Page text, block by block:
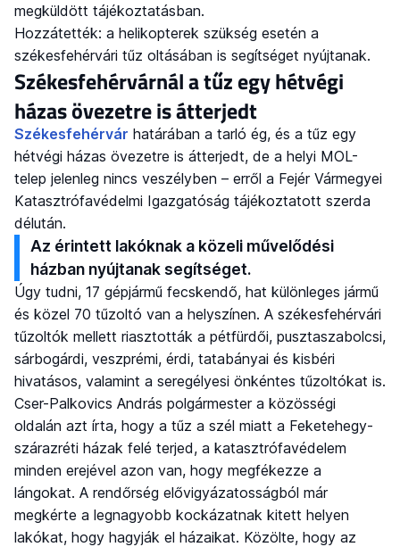
megküldött tájékoztatásban.
Hozzátették: a helikopterek szükség esetén a
székesfehérvári tűz oltásában is segítséget nyújtanak.
Székesfehérvárnál a tűz egy hétvégi
házas övezetre is átterjedt
Székesfehérvár határában a tarló ég, és a tűz egy
hétvégi házas övezetre is átterjedt, de a helyi MOL-
telep jelenleg nincs veszélyben – erről a Fejér Vármegyei
Katasztrófavédelmi Igazgatóság tájékoztatott szerda
délután.
Az érintett lakóknak a közeli művelődési
házban nyújtanak segítséget.
Úgy tudni, 17 gépjármű fecskendő, hat különleges jármű
és közel 70 tűzoltó van a helyszínen. A székesfehérvári
tűzoltók mellett riasztották a pétfürdői, pusztaszabolcsi,
sárbogárdi, veszprémi, érdi, tatabányai és kisbéri
hivatásos, valamint a seregélyesi önkéntes tűzoltókat is.
Cser-Palkovics András polgármester a közösségi
oldalán azt írta, hogy a tűz a szél miatt a Feketehegy-
szárazréti házak felé terjed, a katasztrófavédelem
minden erejével azon van, hogy megfékezze a
lángokat. A rendőrség elővigyázatosságból már
megkérte a legnagyobb kockázatnak kitett helyen
lakókat, hogy hagyják el házaikat. Közölte, hogy az